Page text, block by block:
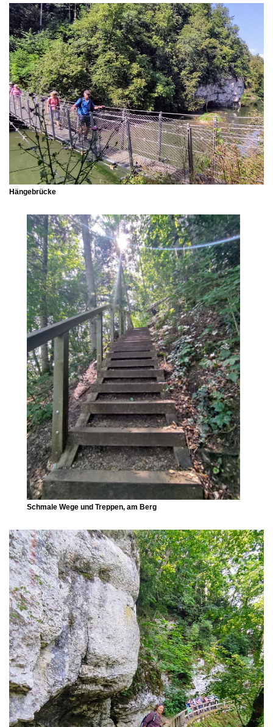
Hängebrücke
Schmale Wege und Treppen, am Berg